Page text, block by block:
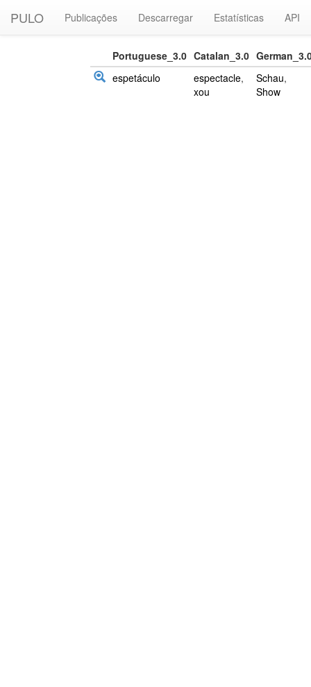
PULO Publicações Descarregar Estatísticas API
Portuguese_3.0 Catalan_3.0
espetáculo
espectacle,
xou
Schau,
Show